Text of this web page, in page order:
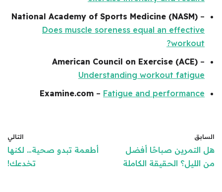
National Academy of Sports Medicine (NASM) –
Does muscle soreness equal an effective
workout?
American Council on Exercise (ACE) –
Understanding workout fatigue
Examine.com – Fatigue and performance
السابق
هل التمرين صباحًا أفضل
من الليل؟ الحقيقة الكاملة
التالي
أطعمة تبدو صحية… لكنها
تخدعك!